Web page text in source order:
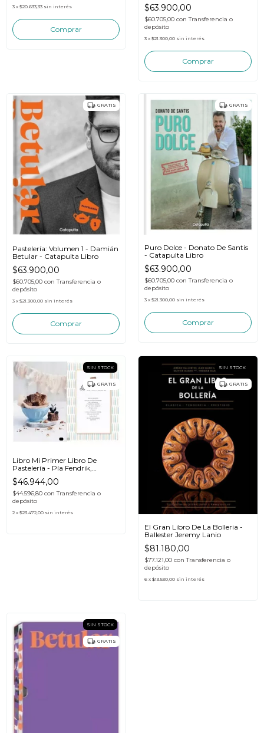
3 x $20.633,33 sin interés $63.900,00
$60.705,00 con Transferencia o
depósito
3 x $21.300,00 sin interés
GRATIS
Pastelería: Volumen 1 - Damián
Betular - Catapulta Libro
$63.900,00
$60.705,00 con Transferencia o
depósito
3 x $21.300,00 sin interés
GRATIS
Puro Dolce - Donato De Santis
- Catapulta Libro
$63.900,00
$60.705,00 con Transferencia o
depósito
3 x $21.300,00 sin interés
SIN STOCK
GRATIS
Libro Mi Primer Libro De
Pastelería - Pía Fendrik,
Catapulta
$46.944,00
$44.596,80 con Transferencia o
depósito
2 x $23.472,00 sin interés
SIN STOCK
GRATIS
El Gran Libro De La Bolleria -
Ballester Jeremy Lanio
$81.180,00
$77.121,00 con Transferencia o
depósito
6 x $13.530,00 sin interés
SIN STOCK
GRATIS